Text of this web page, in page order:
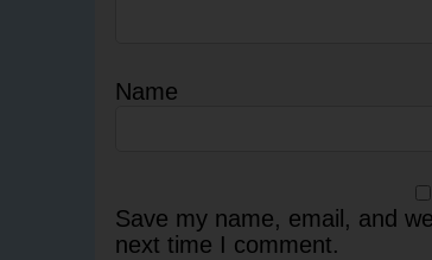
Name
Save my name, email, and
next time I comment.